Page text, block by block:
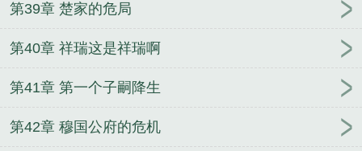
第39章 楚家的危局
第40章 祥瑞这是祥瑞啊
第41章 第一个子嗣降生
第42章 穆国公府的危机